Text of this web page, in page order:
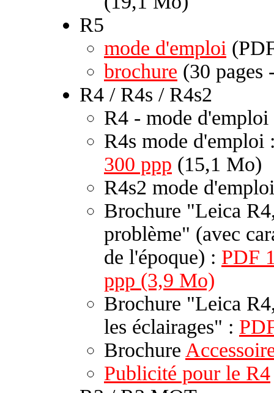
R5
mode d'emploi
brochure (30
R4 / R4s / R4s2
R4 - mode
R4s mode
300 ppp (15,1 Mo)
R4s2 mode
Brochure "Leica
problème" (avec
de l'époque) : PDF
ppp (3,9 Mo)
Brochure "Leica
les éclairages" :
Brochure
Publicité pour le R4